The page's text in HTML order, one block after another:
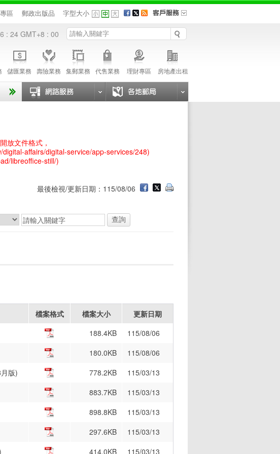
區 郵政出版品 字型大小
: 24GMT+8 : 00
儲匯業務 壽險業務 集郵業務 代售業務 理財專區 房地產出租
放文件格式，
digital-affairs/digital-service/app-services/248)
libreoffice-still/)
最後檢視/更新日期：115/08/06
檔案格式 檔案大小
更新日期
188.4KB
115/08/06
180.0KB
115/08/06
版)
778.2KB
115/03/13
883.7KB
115/03/13
898.8KB
115/03/13
297.6KB
115/03/13
414.0KB 115/03/13